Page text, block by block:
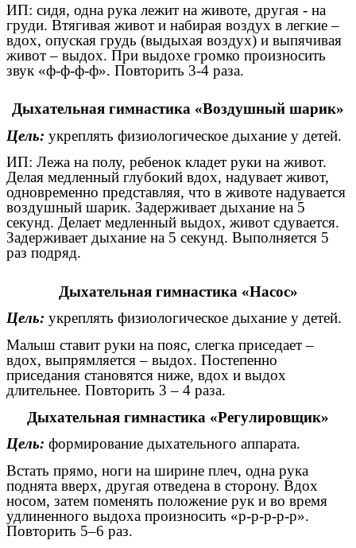
ИП: сидя, одна рука лежит на животе, другая - на
груди. Втягивая живот и набирая воздух в легкие –
вдох, опуская грудь (выдыхая воздух) и выпячивая
живот – выдох. При выдохе громко произносить
звук «ф-ф-ф-ф». Повторить 3-4 раза.
Дыхательная гимнастика «Воздушный шарик»
Цель: укреплять физиологическое дыхание у детей.
ИП: Лежа на полу, ребенок кладет руки на живот.
Делая медленный глубокий вдох, надувает живот,
одновременно представляя, что в животе надувается
воздушный шарик. Задерживает дыхание на 5
секунд. Делает медленный выдох, живот сдувается.
Задерживает дыхание на 5 секунд. Выполняется 5
раз подряд.
Дыхательная гимнастика «Насос»
Цель: укреплять физиологическое дыхание у детей.
Малыш ставит руки на пояс, слегка приседает –
вдох, выпрямляется – выдох. Постепенно
приседания становятся ниже, вдох и выдох
длительнее. Повторить 3 – 4 раза.
Дыхательная гимнастика «Регулировщик»
Цель: формирование дыхательного аппарата.
Встать прямо, ноги на ширине плеч, одна рука
поднята вверх, другая отведена в сторону. Вдох
носом, затем поменять положение рук и во время
удлиненного выдоха произносить «р-р-р-р-р».
Повторить 5–6 раз.